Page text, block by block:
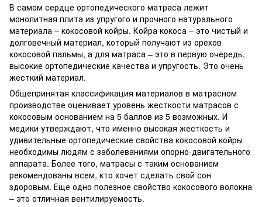
В самом сердце ортопедического матраса лежит
монолитная плита из упругого и прочного натурального
материала – кокосовой койры. Койра кокоса – это чистый и
долговечный материал, который получают из орехов
кокосовой пальмы, а для матраса – это в первую очередь,
высокие ортопедические качества и упругость. Это очень
жесткий материал.
Общепринятая классификация материалов в матрасном
производстве оценивает уровень жесткости матрасов с
кокосовым основанием на 5 баллов из 5 возможных. И
медики утверждают, что именно высокая жесткость и
удивительные ортопедические свойства кокосовой койры
необходимы людям с заболеваниями опорно-двигательного
аппарата. Более того, матрасы с таким основанием
рекомендованы всем, кто хочет сделать свой сон
здоровым. Еще одно полезное свойство кокосового волокна
– это отличная вентилируемость.